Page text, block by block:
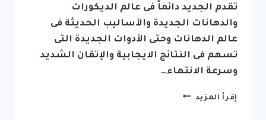
تقدم الجديد دائماً فى عالم الديكورات
والدهانات الجديدة والأساليب الحديثة فى
عالم الدهانات وحتى الأدوات الجديدة التى
تسهم فى النتائج الايجابية والإتقان الشديد
وسرعة الانتهاء…
إقرأ المزيد شركة